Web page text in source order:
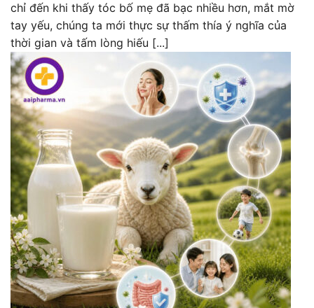
chỉ đến khi thấy tóc bố mẹ đã bạc nhiều hơn, mắt mờ
tay yếu, chúng ta mới thực sự thấm thía ý nghĩa của
thời gian và tấm lòng hiếu [...]